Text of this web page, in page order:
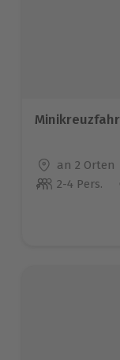
Standort
an 2 Orten
Anzahl der
2-4 Pers.